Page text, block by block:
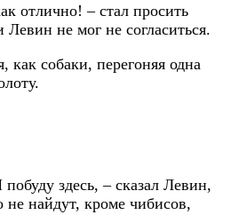
отлично! – стал просить
не мог не согласиться.
как собаки, перегоняя одна
здесь, – сказал Левин,
не найдут, кроме чибисов,